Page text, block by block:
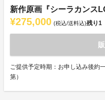
新作原画『シーラカンス
¥275,000 (税込/送料込)残り1
ご提供予定時期：お申し込み後約
第）